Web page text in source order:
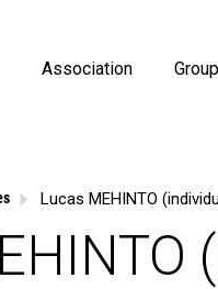
Association
Lucas MEHINTO